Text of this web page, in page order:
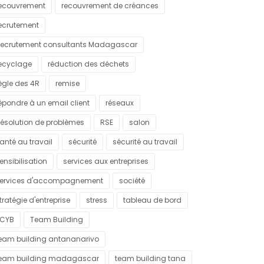
recouvrement de créances
consultants Madagascar
réduction des déchets
des 4R
remise
à un email client
réseaux
de problèmes
RSE
salon
au travail
sécurité
sécurité au travail
services aux entreprises
d'accompagnement
société
d'entreprise
stress
tableau de bord
Team Building
building antananarivo
building madagascar
team building tana